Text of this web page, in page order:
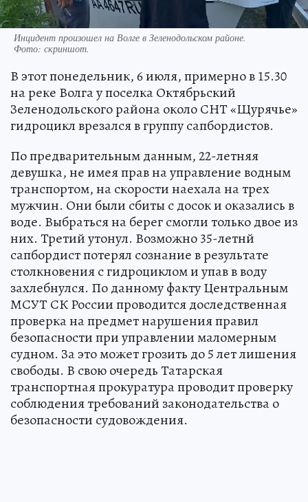
Инцидент произошел на Волге в Зеленодольском районе.
Фото: скриншот.
В этот понедельник, 6 июля, примерно в 15.30
на реке Волга у поселка Октябрьский
Зеленодольского района около СНТ «Щурячье»
гидроцикл врезался в группу сапбордистов.
По предварительным данным, 22-летняя
девушка, не имея прав на управление водным
транспортом, на скорости наехала на трех
мужчин. Они были сбиты с досок и оказались в
воде. Выбраться на берег смогли только двое из
них. Третий утонул. Возможно 35-летнй
сапбордист потерял сознание в результате
столкновения с гидроциклом и упав в воду
захлебнулся. По данному факту Центральным
МСУТ СК России проводится доследственная
проверка на предмет нарушения правил
безопасности при управлении маломерным
судном. За это может грозить до 5 лет лишения
свободы. В свою очередь Татарская
транспортная прокуратура проводит проверку
соблюдения требований законодательства о
безопасности судовождения.